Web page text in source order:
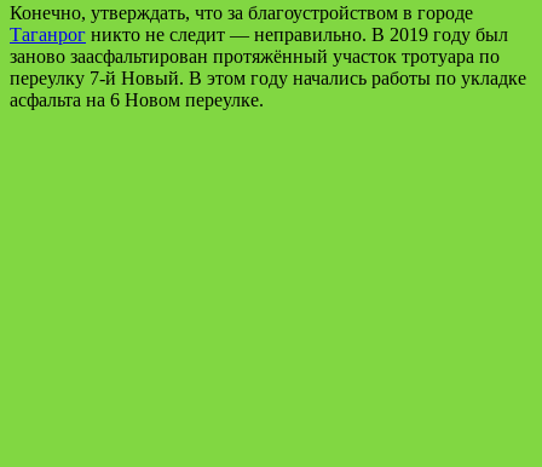
Конечно, утверждать, что за благоустройством в городе
Таганрог никто не следит — неправильно. В 2019 году был
заново заасфальтирован протяжённый участок тротуара по
переулку 7-й Новый. В этом году начались работы по укладке
асфальта на 6 Новом переулке.